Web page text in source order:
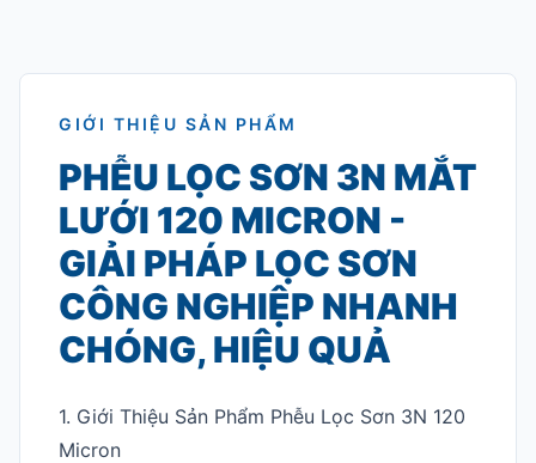
GIỚI THIỆU SẢN PHẨM
PHỄU LỌC SƠN 3N MẮT
LƯỚI 120 MICRON -
GIẢI PHÁP LỌC SƠN
CÔNG NGHIỆP NHANH
CHÓNG, HIỆU QUẢ
1. Giới Thiệu Sản Phẩm Phễu Lọc Sơn 3N 120
Micron